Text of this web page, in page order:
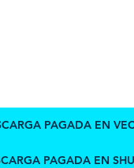
PAGADA EN
PAGADA EN